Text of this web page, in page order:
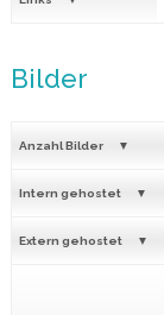
Bilder
Anzahl Bilder
Intern gehostet
Extern gehostet